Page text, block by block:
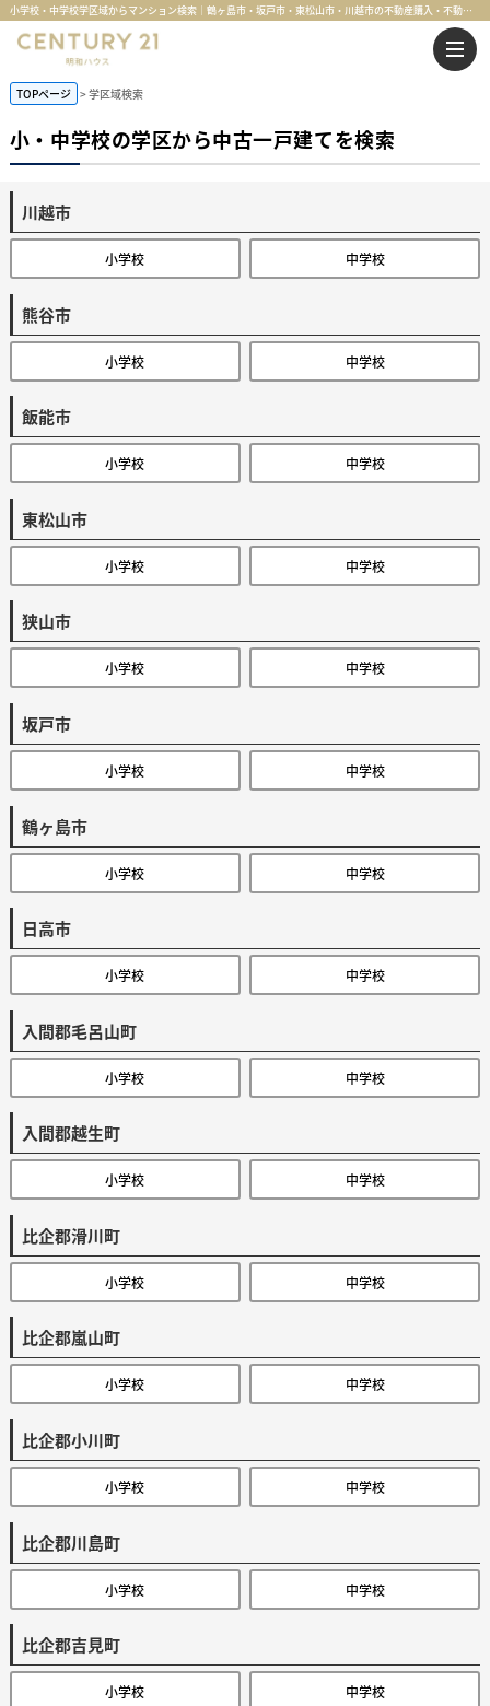
小学校・中学校学区域からマンション検索｜鶴ヶ島市・坂戸市・東松山市・川越市の不動産購入・不動産売却のことならセンチュリー21明和ハウス
TOPページ 学区域検索
小・中学校の学区から中古一戸建てを検索
川越市
小学校 中学校
熊谷市
小学校 中学校
飯能市
小学校 中学校
東松山市
小学校 中学校
狭山市
小学校 中学校
坂戸市
小学校 中学校
鶴ヶ島市
小学校 中学校
日高市
小学校 中学校
入間郡毛呂山町
小学校 中学校
入間郡越生町
小学校 中学校
比企郡滑川町
小学校 中学校
比企郡嵐山町
小学校 中学校
比企郡小川町
小学校 中学校
比企郡川島町
小学校 中学校
比企郡吉見町
小学校 中学校